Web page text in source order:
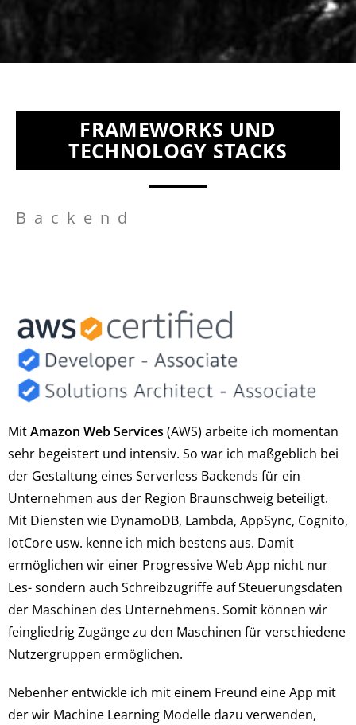
FRAMEWORKS UND
TECHNOLOGY STACKS
Backend
MitAmazon Web Services (AWS) arbeite ich momentan
sehr begeistert und intensiv. So war ich maßgeblich bei
der Gestaltung eines Serverless Backends für ein
Unternehmen aus der Region Braunschweig beteiligt.
Mit Diensten wie DynamoDB, Lambda, AppSync, Cognito,
IotCore usw. kenne ich mich bestens aus. Damit
ermöglichen wir einer Progressive Web App nicht nur
Les- sondern auch Schreibzugriffe auf Steuerungsdaten
der Maschinen des Unternehmens. Somit können wir
feingliedrig Zugänge zu den Maschinen für verschiedene
Nutzergruppen ermöglichen.
Nebenher entwickle ich mit einem Freund eine App mit
der wir Machine Learning Modelle dazu verwenden,